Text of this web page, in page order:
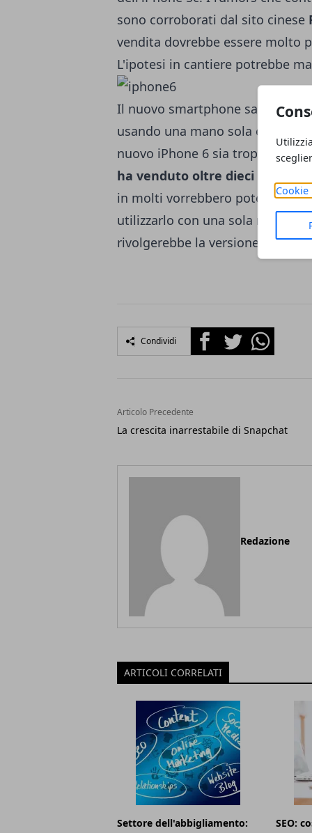
Cookie
sono corroborati dal sito cinese
vendita dovrebbe essere molto
L'ipotesi in cantiere potrebbe
Il nuovo smartphone sarebbe
usando una mano sola e
nuovo iPhone 6 sia troppo
ha venduto oltre dieci milioni
in molti vorrebbero poterlo
utilizzarlo con una sola mano.
rivolgerebbe la versione
Condividi FacebookTwitterWhatsapp
Articolo Precedente
La crescita inarrestabile di Snapchat
Redazione
ARTICOLI CORRELATI
Settore dell'abbigliamento:
SEO: